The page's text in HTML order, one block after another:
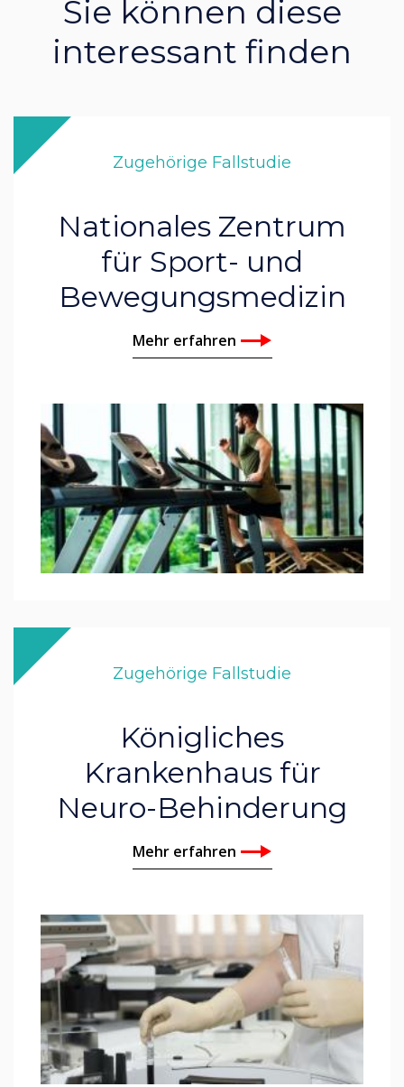
Sie können diese
interessant finden
Zugehörige Fallstudie
Nationales Zentrum
für Sport- und
Bewegungsmedizin
Mehr erfahren
Zugehörige Fallstudie
Königliches
Krankenhaus für
Neuro-Behinderung
Mehr erfahren